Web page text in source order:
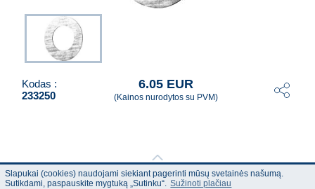
Kodas :
233250
6.05 EUR
(Kainos nurodytos su PVM)
Slapukai (cookies) naudojami siekiant pagerinti mūsų svetainės našumą.
Sutikdami, paspauskite mygtuką „Sutinku“. Sužinoti plačiau